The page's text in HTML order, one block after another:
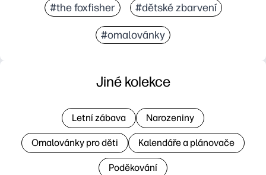
#the foxfisher #dětské zbarvení
#omalovánky
Jiné kolekce
Letní zábava Narozeniny
Omalovánky pro děti Kalendáře a plánovače
Poděkování